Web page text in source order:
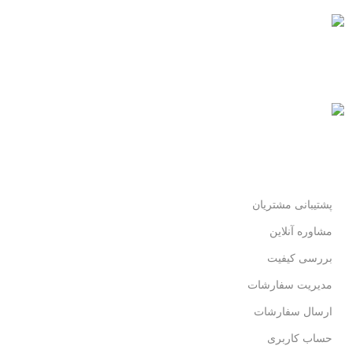
پشتیبانی مشتریان
مشاوره آنلاین
بررسی کیفیت
مدیریت سفارشات
ارسال سفارشات
حساب کاربری